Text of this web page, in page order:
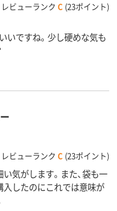
レビューランク C (23ポイント)
いですね。少し硬めな気も
レビューランク C (23ポイント)
気がします。また、袋も一
入したのにこれでは意味が